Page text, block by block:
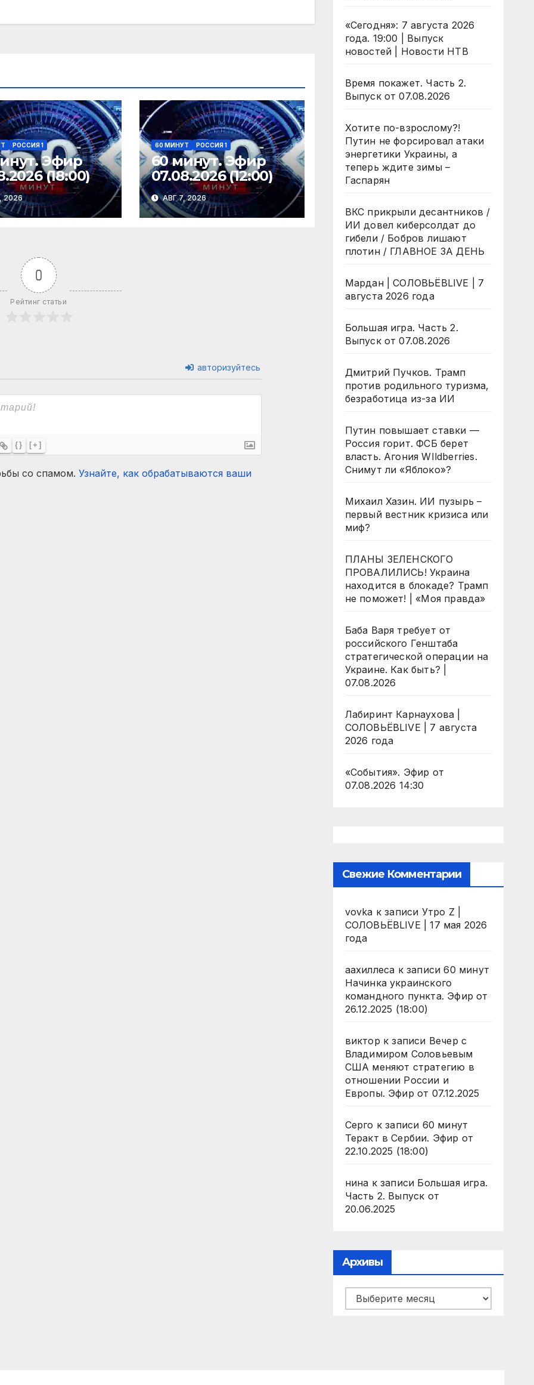
РОССИЯ 1
Эфир
(18:00)
2026
60 МИНУТ РОССИЯ 1
60 минут. Эфир
07.08.2026 (12:00)
АВГ 7, 2026
0
Рейтинг статьи
авторизуйтесь
{} [+]
со спамом. Узнайте, как обрабатываются ваши
«Сегодня»: 7 августа 2026
года. 19:00 | Выпуск
новостей | Новости НТВ
Время покажет. Часть 2.
Выпуск от 07.08.2026
Хотите по-взрослому?!
Путин не форсировал атаки
энергетики Украины, а
теперь ждите зимы –
Гаспарян
ВКС прикрыли десантников /
ИИ довел киберсолдат до
гибели / Бобров лишают
плотин / ГЛАВНОЕ ЗА ДЕНЬ
Мардан | СОЛОВЬЁВLIVE | 7
августа 2026 года
Большая игра. Часть 2.
Выпуск от 07.08.2026
Дмитрий Пучков. Трамп
против родильного туризма,
безработица из-за ИИ
Путин повышает ставки —
Россия горит. ФСБ берет
власть. Агония WIldberries.
Снимут ли «Яблоко»?
Михаил Хазин. ИИ пузырь –
первый вестник кризиса или
миф?
ПЛАНЫ ЗЕЛЕНСКОГО
ПРОВАЛИЛИСЬ! Украина
находится в блокаде? Трамп
не поможет! | «Моя правда»
Баба Варя требует от
российского Генштаба
стратегической операции на
Украине. Как быть? |
07.08.2026
Лабиринт Карнаухова |
СОЛОВЬЁВLIVE | 7 августа
2026 года
«События». Эфир от
07.08.2026 14:30
Свежие Комментарии
vovka к записи Утро Z |
СОЛОВЬЁВLIVE | 17 мая 2026
года
аахиллеса к записи60 минут
Начинка украинского
командного пункта. Эфир от
26.12.2025 (18:00)
виктор к записи Вечер с
Владимиром Соловьевым
США меняют стратегию в
отношении России и
Европы. Эфир от 07.12.2025
Серго к записи 60 минут
Теракт в Сербии. Эфир от
22.10.2025 (18:00)
нина к записи Большая игра.
Часть 2. Выпуск от
20.06.2025
Архивы
Архивы